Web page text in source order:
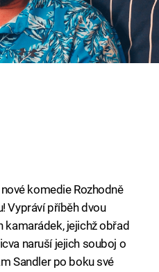
komedie Rozhodně
Vypráví příběh dvou
kamarádek, jejichž obřad
naruší jejich souboj o
Sandler po boku své